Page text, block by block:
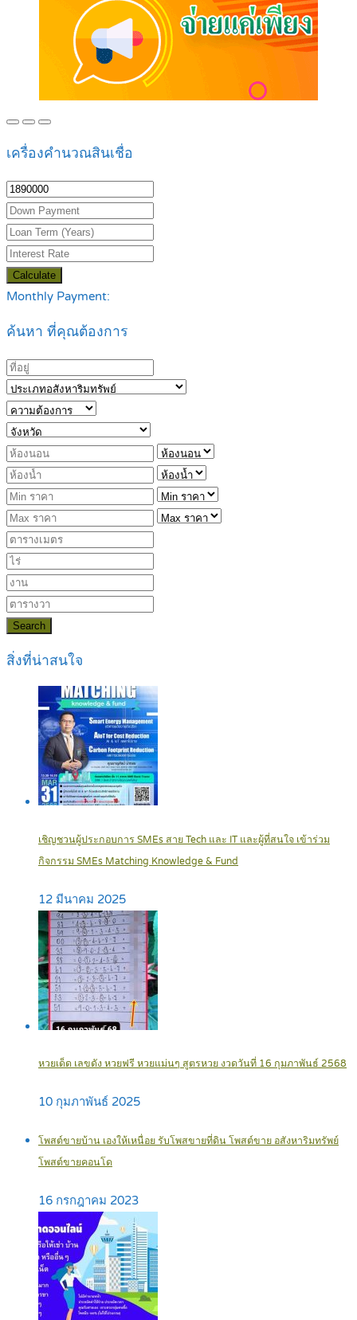
เครื่องคำนวณสินเชื่อ
Calculate
Monthly Payment:
ค้นหา ที่คุณต้องการ
Search
สิ่งที่น่าสนใจ
เชิญชวนผู้ประกอบการ SMEs สาย Tech และ IT และผู้ที่สนใจ เข้าร่วม
กิจกรรม SMEs Matching Knowledge & Fund
12 มีนาคม 2025
หวยเด็ด เลขดัง หวยฟรี หวยแม่นๆ สูตรหวย งวดวันที่ 16 กุมภาพันธ์ 2568
10 กุมภาพันธ์ 2025
โพสต์ขายบ้าน เองให้เหนื่อย รับโพสขายที่ดิน โพสต์ขาย อสังหาริมทรัพย์
โพสต์ขายคอนโด
16 กรกฎาคม 2023